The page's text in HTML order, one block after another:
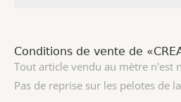
Conditions de vente de
Tout article vendu au mètre n'est
Pas de reprise sur les pelotes de